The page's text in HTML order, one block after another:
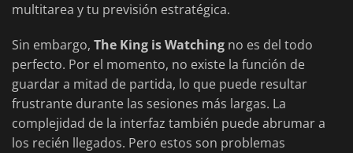
multitarea y tu previsión estratégica.
Sin embargo, The King is Watching no es del todo
perfecto. Por el momento, no existe la función de
guardar a mitad de partida, lo que puede resultar
frustrante durante las sesiones más largas. La
complejidad de la interfaz también puede abrumar a
los recién llegados. Pero estos son problemas